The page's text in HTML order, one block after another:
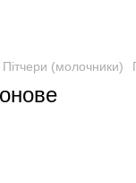
Пітчери (молочники)